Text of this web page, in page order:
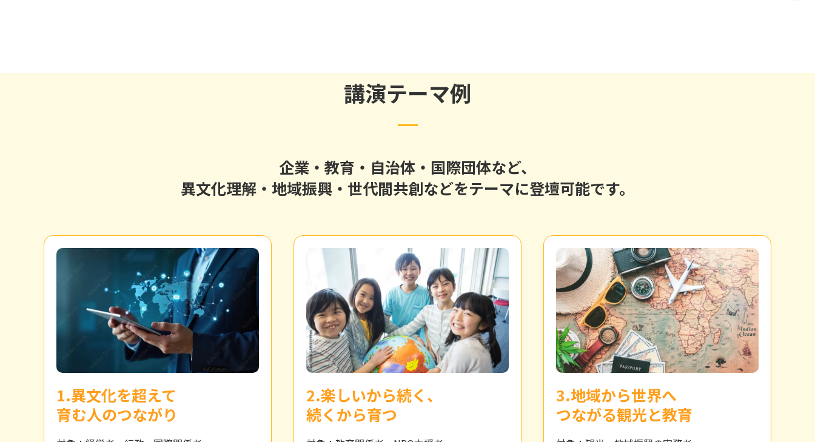
講演テーマ例
企業・教育・自治体・国際団体など、
異文化理解・地域振興・世代間共創などをテーマに登壇可能です。
1.異文化を超えて
育む人のつながり
2.楽しいから続く、
続くから育つ
3.地域から世界へ
つながる観光と教育